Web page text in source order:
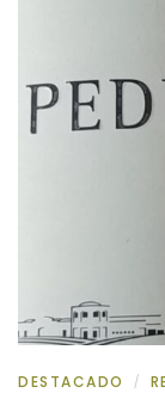
DESTACADO /